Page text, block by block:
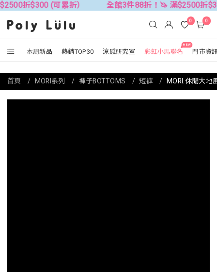
(可累折） 全館3件88折！🦄 滿$2500折$300 (可累
本周新品 熱銷TOP30 涼感研究室
NEW
彩虹小馬聯名 門市資
0 0
首頁 MORI系列 褲子BOTTOMS 短褲 MORI.休閒大地